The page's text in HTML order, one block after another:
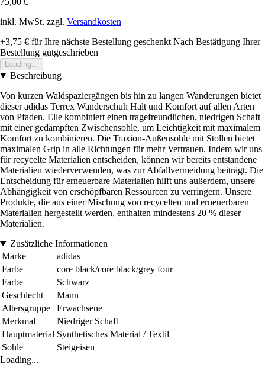
inkl. MwSt. zzgl. Versandkosten
+3,75 € für Ihre nächste Bestellung geschenkt Nach Bestätigung Ihrer
Bestellung gutgeschrieben
Loading...
Beschreibung
Von kurzen Waldspaziergängen bis hin zu langen Wanderungen bietet
dieser adidas Terrex Wanderschuh Halt und Komfort auf allen Arten
von Pfaden. Elle kombiniert einen tragefreundlichen, niedrigen Schaft
mit einer gedämpften Zwischensohle, um Leichtigkeit mit maximalem
Komfort zu kombinieren. Die Traxion-Außensohle mit Stollen bietet
maximalen Grip in alle Richtungen für mehr Vertrauen. Indem wir uns
für recycelte Materialien entscheiden, können wir bereits entstandene
Materialien wiederverwenden, was zur Abfallvermeidung beiträgt. Die
Entscheidung für erneuerbare Materialien hilft uns außerdem, unsere
Abhängigkeit von erschöpfbaren Ressourcen zu verringern. Unsere
Produkte, die aus einer Mischung von recycelten und erneuerbaren
Materialien hergestellt werden, enthalten mindestens 20 % dieser
Materialien.
Zusätzliche Informationen
Marke
adidas
Farbe
core black/core black/grey four
Farbe
Schwarz
Geschlecht
Mann
Altersgruppe
Erwachsene
Merkmal
Niedriger Schaft
Hauptmaterial Synthetisches Material / Textil
Sohle
Steigeisen
Loading...